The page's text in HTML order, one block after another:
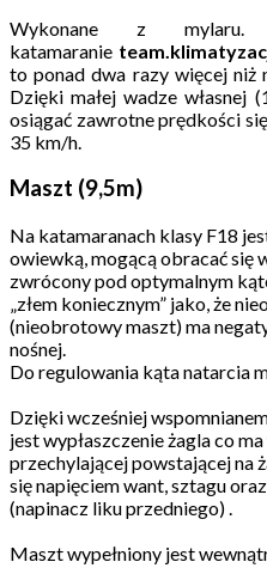
Wykonane z mylaru.
katamaranie
to ponad dwa razy więcej niż
Dzięki małej wadze własnej
osiągać zawrotne prędkości
35 km/h.
Maszt (9,5m)
Na katamaranach klasy F18
owiewką, mogącą obracać się
zwrócony pod optymalnym
„złem koniecznym” jako, że
(nieobrotowy maszt) ma
nośnej.
Do regulowania kąta natarcia
Dzięki wcześniej
jest wypłaszczenie żagla co
przechylającej powstającej na
się napięciem want, sztagu
(napinacz liku przedniego) .
Maszt wypełniony jest